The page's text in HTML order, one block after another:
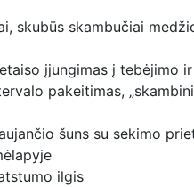
skubūs skambučiai
įjungimas į tebėjimo ir
pakeitimas,
šuns su sekimo
ilgis